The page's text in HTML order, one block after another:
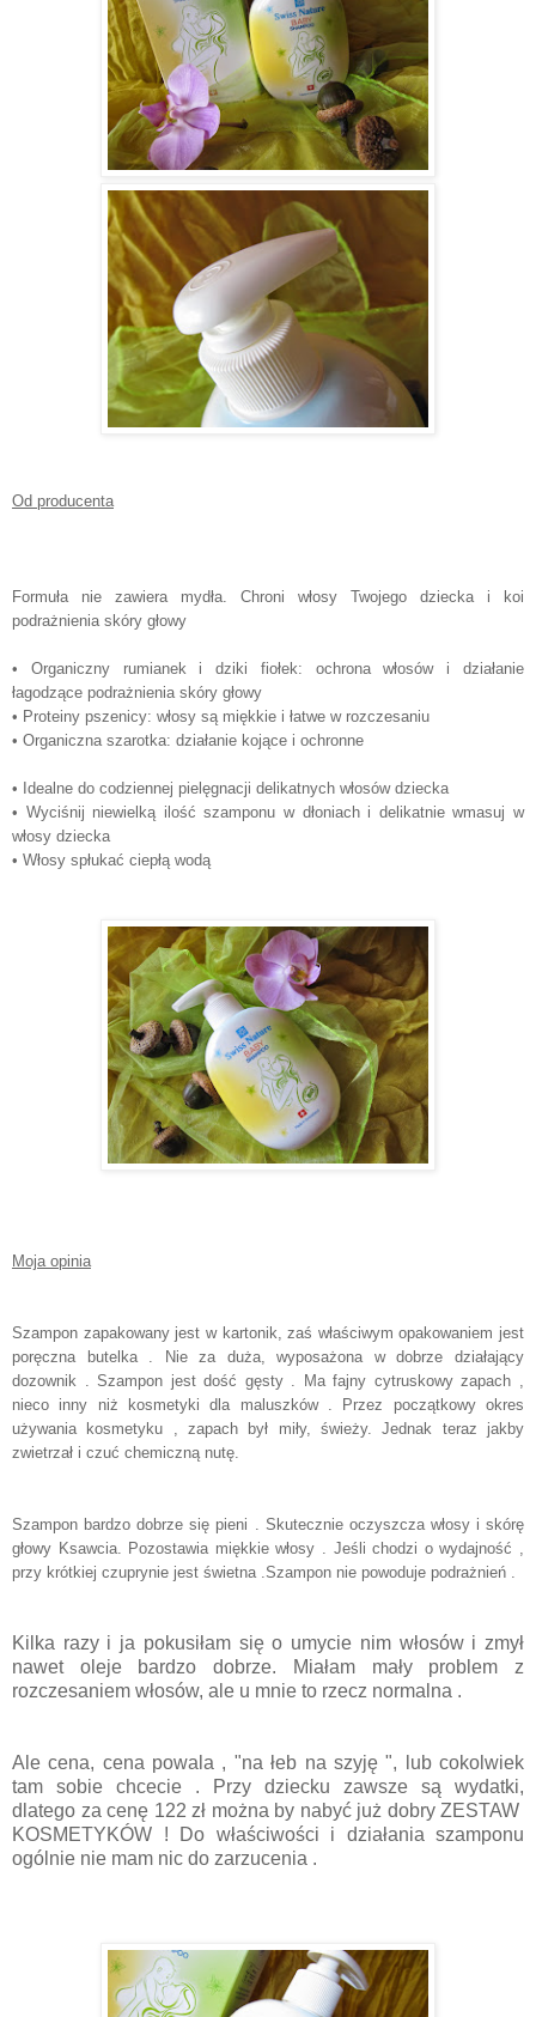
Od producenta
Formuła nie zawiera mydła. Chroni włosy Twojego dziecka i koi
podrażnienia skóry głowy
• Organiczny rumianek i dziki fiołek: ochrona włosów i działanie
łagodzące podrażnienia skóry głowy
• Proteiny pszenicy: włosy są miękkie i łatwe w rozczesaniu
• Organiczna szarotka: działanie kojące i ochronne
• Idealne do codziennej pielęgnacji delikatnych włosów dziecka
• Wyciśnij niewielką ilość szamponu w dłoniach i delikatnie wmasuj w
włosy dziecka
• Włosy spłukać ciepłą wodą
Moja opinia
Szampon zapakowany jest w kartonik, zaś właściwym opakowaniem jest
poręczna butelka . Nie za duża, wyposażona w dobrze działający
dozownik . Szampon jest dość gęsty . Ma fajny cytruskowy zapach ,
nieco inny niż kosmetyki dla maluszków . Przez początkowy okres
używania kosmetyku , zapach był miły, świeży. Jednak teraz jakby
zwietrzał i czuć chemiczną nutę.
Szampon bardzo dobrze się pieni . Skutecznie oczyszcza włosy i skórę
głowy Ksawcia. Pozostawia miękkie włosy . Jeśli chodzi o wydajność ,
przy krótkiej czuprynie jest świetna .Szampon nie powoduje podrażnień .
Kilka razy i ja pokusiłam się o umycie nim włosów i zmył
nawet oleje bardzo dobrze. Miałam mały problem z
rozczesaniem włosów, ale u mnie to rzecz normalna .
Ale cena, cena powala , "na łeb na szyję ", lub cokolwiek
tam sobie chcecie . Przy dziecku zawsze są wydatki,
dlatego za cenę 122 zł można by nabyć już dobry ZESTAW
KOSMETYKÓW ! Do właściwości i działania szamponu
ogólnie nie mam nic do zarzucenia .